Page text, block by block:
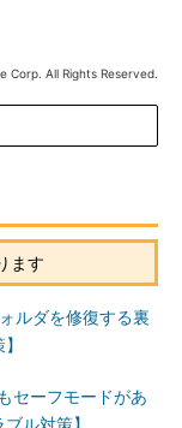
All Rights Reserved.
ます
ルダを修復する裏
セーフモードがあ